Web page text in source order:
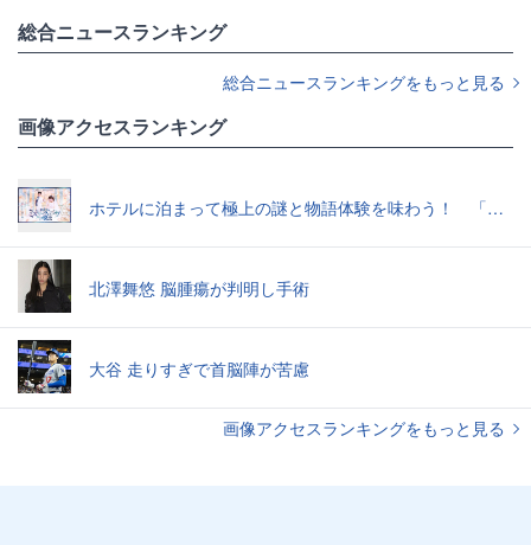
総合ニュースランキング
総合ニュースランキングをもっと見る
画像アクセスランキング
ホテルに泊まって極上の謎と物語体験を味わう！ 「真夜中のミステリーウェディングからの脱出」で“超没入”体験してきた
北澤舞悠 脳腫瘍が判明し手術
大谷 走りすぎで首脳陣が苦慮
画像アクセスランキングをもっと見る